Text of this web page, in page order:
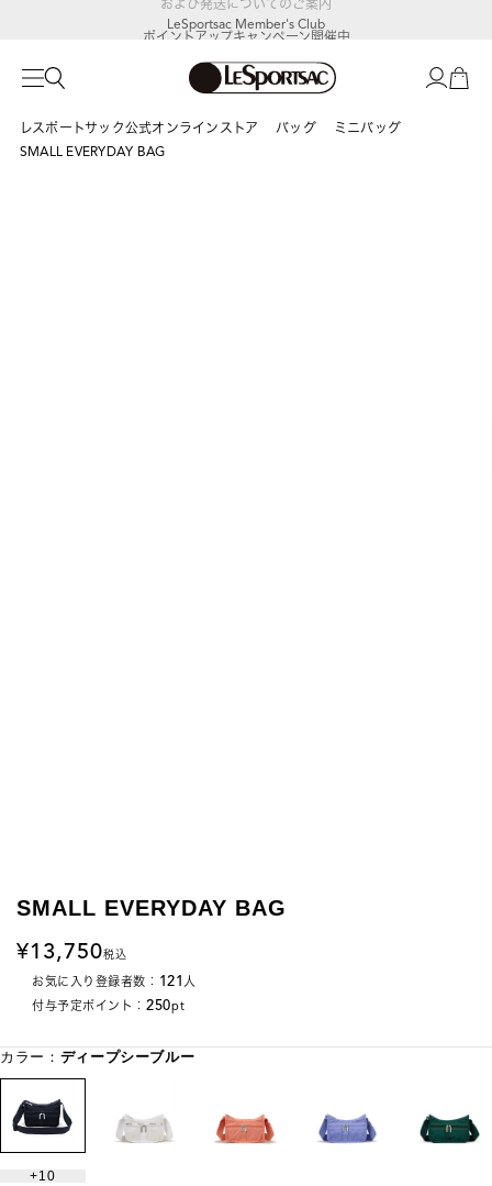
LeSportsac Member's Club
ポイントアップキャンペーン開催中
レスポートサック公式オンラインストア バッグ
ミニバッグ
SMALL EVERYDAY BAG
SMALL EVERYDAY BAG
13,750税込
お気に入り登録者数： 121 人
付与予定ポイント： 250pt
カラー： ディープシーブルー
10